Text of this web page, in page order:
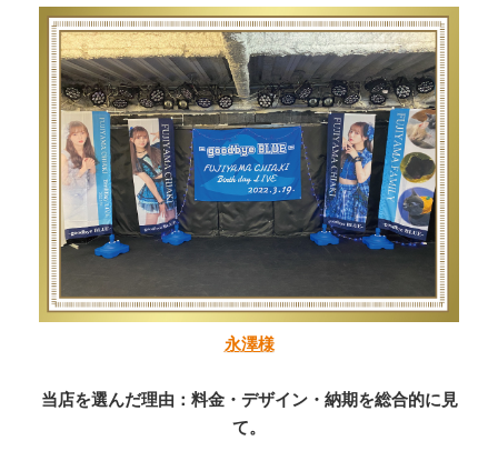
永澤様
当店を選んだ理由：料金・デザイン・納期を総合的に見
て。